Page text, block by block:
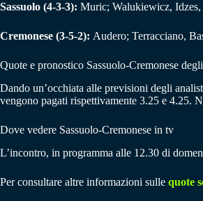
Sassuolo (4-3-3): Muric; Walukiewicz,
Cremonese (3-5-2): Audero; Terracciano,
Quote e pronostico Sassuolo-Cremonese
Dando un’occhiata alle previsioni degli
vengono pagati rispettivamente 3.25 e 4.25.
Dove vedere Sassuolo-Cremonese in tv
L’incontro, in programma alle 12.30 di
Per consultare altre informazioni sulle quote